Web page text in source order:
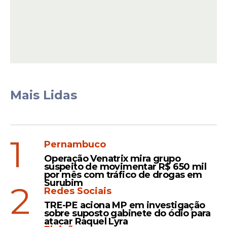
Leia Também
Confissão
Lulinha admite ao STF que
teve viagem bancada pelo
"Careca do INSS": 'Relação
esporádica'
Mais Lidas
1
Pernambuco
Operação Venatrix mira grupo
suspeito de movimentar R$ 650 mil
por mês com tráfico de drogas em
Surubim
2
Redes Sociais
TRE-PE aciona MP em investigação
sobre suposto gabinete do ódio para
atacar Raquel Lyra